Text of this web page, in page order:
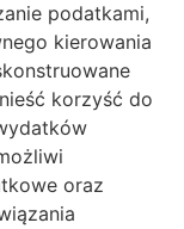
podatkami,
kierowania
korzyść do
oraz